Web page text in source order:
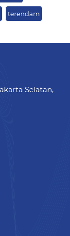
terendam
Selatan,